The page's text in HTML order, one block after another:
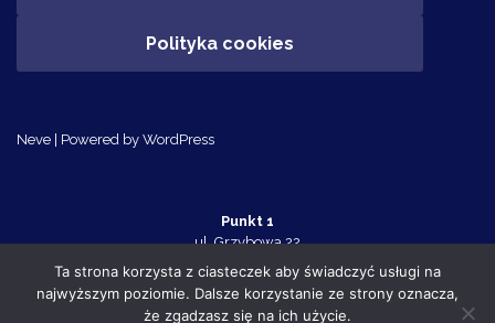
Polityka cookies
Neve | Powered by WordPress
Punkt 1
ul. Grzybowa 22
Police 72-010
tel. 91 455 70 32
Ta strona korzysta z ciasteczek aby świadczyć usługi na
najwyższym poziomie. Dalsze korzystanie ze strony oznacza,
że zgadzasz się na ich użycie.